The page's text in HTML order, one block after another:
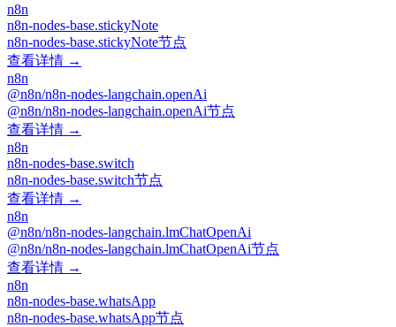
n8n
n8n-nodes-base.stickyNote
n8n-nodes-base.stickyNote节点
查看详情 →
n8n
@n8n/n8n-nodes-langchain.openAi
@n8n/n8n-nodes-langchain.openAi节点
查看详情 →
n8n
n8n-nodes-base.switch
n8n-nodes-base.switch节点
查看详情 →
n8n
@n8n/n8n-nodes-langchain.lmChatOpenAi
@n8n/n8n-nodes-langchain.lmChatOpenAi节点
查看详情 →
n8n
n8n-nodes-base.whatsApp
n8n-nodes-base.whatsApp节点